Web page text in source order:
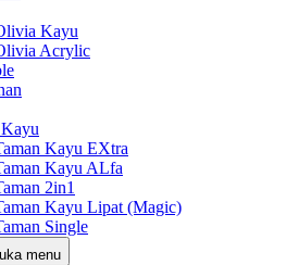
Kayu
Acrylic
Kayu EXtra
Kayu ALfa
2in1
Kayu Lipat (Magic)
Single
menu